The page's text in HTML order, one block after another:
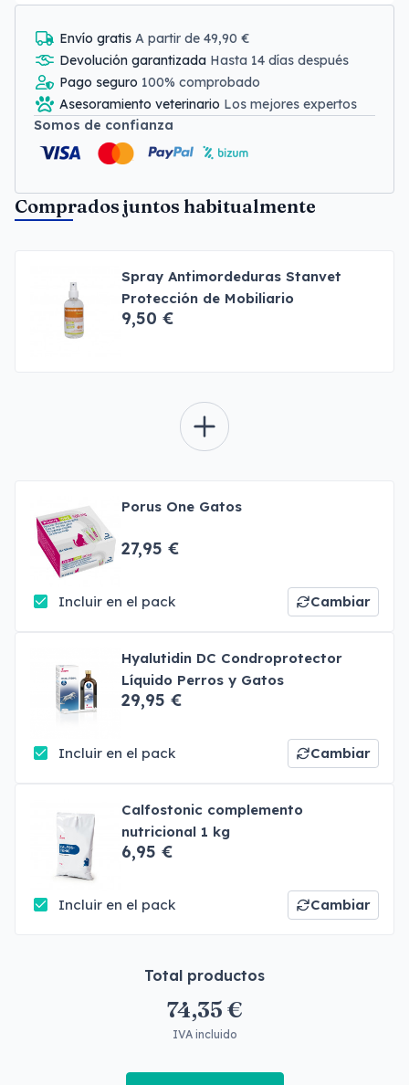
Envío gratis A partir de 49,90 €
Devolución garantizada Hasta 14 días después
Pago seguro 100% comprobado
Asesoramiento veterinario Los mejores expertos
Somos de confianza
Comprados juntos habitualmente
Spray Antimordeduras Stanvet
Protección de Mobiliario
9,50 €
Porus One Gatos
27,95 €
Incluir en el pack Cambiar
Hyalutidin DC Condroprotector
Líquido Perros y Gatos
29,95 €
Incluir en el pack Cambiar
Calfostonic complemento
nutricional 1 kg
6,95 €
Incluir en el pack Cambiar
Total productos
74,35 €
IVA incluido